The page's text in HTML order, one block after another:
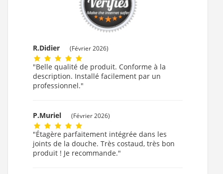
R.Didier (Février 2026)
"Belle qualité de produit. Conforme à la
description. Installé facilement par un
professionnel."
P.Muriel (Février 2026)
"Étagère parfaitement intégrée dans les
joints de la douche. Très costaud, très bon
produit ! Je recommande."